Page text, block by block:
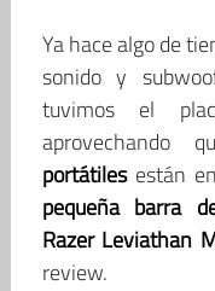
Ya hace algo de
sonido y
tuvimos el
portátilesestán
pequeña barra
Razer Leviathan
review.